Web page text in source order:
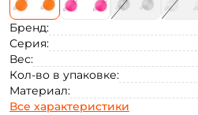
Бренд:
Серия:
Вес:
Кол-во в упаковке:
Материал:
Все характеристики